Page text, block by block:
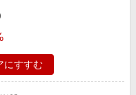
レーニング ジムウェア 半
ソー ティシャツ 吸汗速乾
レッチ TW1044 ブラック
にすすむ